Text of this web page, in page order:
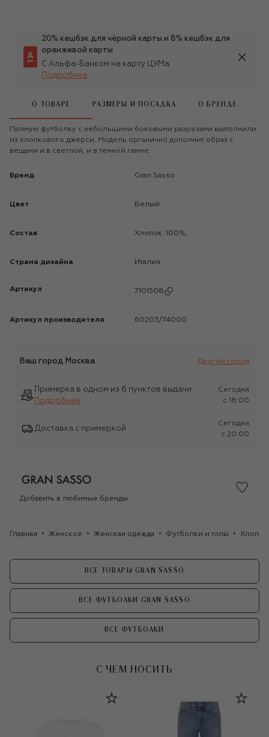
20% кешбэк для чёрной карты и 8% кешбэк для
оранжевой карты
С Альфа-Банком на карту ЦУМа
Подробнее
О ТОВАРЕ РАЗМЕРЫ И ПОСАДКА О БРЕНДЕ
Прямую футболку с небольшими боковыми разрезами выполнили
из хлопкового джерси. Модель органично дополнит образ с
вещами и в светлой, и в темной гамме.
Бренд Gran Sasso
Цвет Белый
Состав Хлопок: 100%;
Страна дизайна Италия
Артикул 7101508
Артикул производителя 60203/74000
Ваш город Москва Другой город
Примерка в одном из 6 пунктов выдачи
Подробнее
Сегодня
c 18:00
Доставка с примеркой
Сегодня
c 20:00
Добавить в любимые бренды
Главная Женское Женская одежда Футболки и топы
ВСЕ ТОВАРЫ GRAN SASSO
ВСЕ ФУТБОЛКИ GRAN SASSO
ВСЕ ФУТБОЛКИ
С ЧЕМ НОСИТЬ